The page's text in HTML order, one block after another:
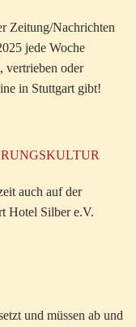
Zeitung/Nachrichten
jede Woche
vertrieben oder
in Stuttgart gibt!
auch auf der
Hotel Silber e.V.
und müssen ab und